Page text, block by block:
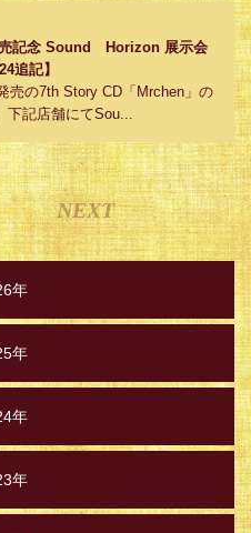
記念 Sound Horizon 展示会
追記】
売の7th Story CD「Mrchen」の
下記店舗にてSou...
NEXT
年
年
年
年